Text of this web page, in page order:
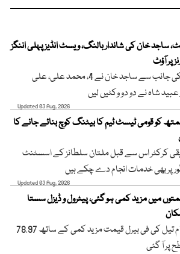
ساجد خان کی شاندار بالنگ، ویسٹ انڈیز پہلی اننگز
پاکستان کی جانب سے ساجد خان نے 4، محمد علی، علی
شاہ نے دو دو وکٹیں لیں
Updated 03 Aug, 2026
کو قومی ٹیسٹ ٹیم کا بیٹنگ کوچ بنائے جانے کا
کرکٹر اس سے قبل ملتان سلطانز کے اسسٹنٹ
پر بھی خدمات انجام دے چکے ہیں
Updated 03 Aug, 2026
میں مزید کمی ہو گئی، پیٹرول و ڈیزل سستا
امریکی خام تیل کی فی بیرل قیمت مزید کمی کے ساتھ 78.97
پر آ گئی